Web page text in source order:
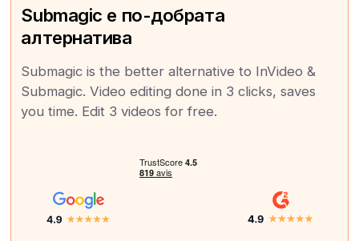
Submagic е по-добрата
алтернатива
Submagic is the better alternative to InVideo &
Submagic. Video editing done in 3 clicks, saves
you time. Edit 3 videos for free.